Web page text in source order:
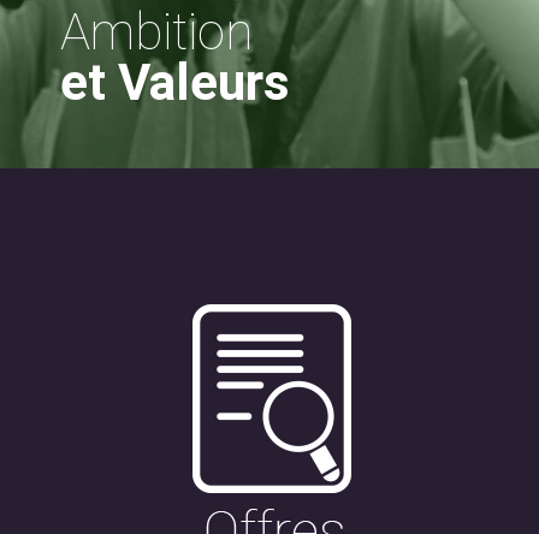
Ambition
et Valeurs